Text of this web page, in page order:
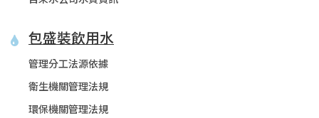
包盛裝飲用水
管理分工法源依據
衛生機關管理法規
環保機關管理法規